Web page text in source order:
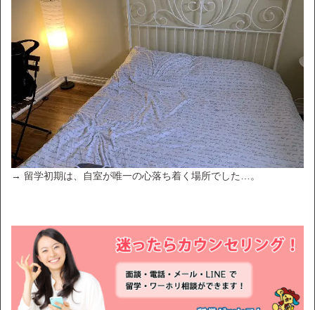
→ 留学初期は、自室が唯一の心落ち着く場所でした…。